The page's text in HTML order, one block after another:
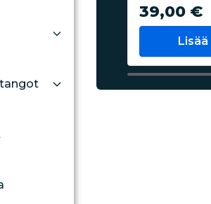
39,00 €